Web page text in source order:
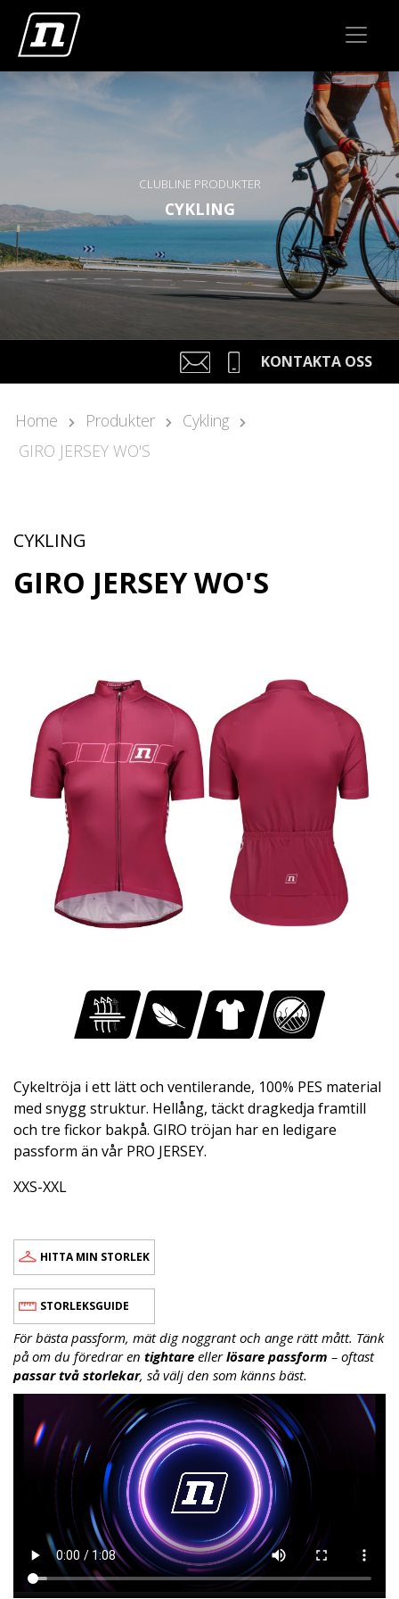
CLUBLINE PRODUKTER
CYKLING
KONTAKTA OSS
Pär Olofsson
Country Manager Sweden
par@nonamesport.com
Säljare
Phone:+46 703263884
Home Produkter
Cykling
GIRO JERSEY WO'S
CYKLING
GIRO JERSEY WO'S
Cykeltröja i ett lätt och ventilerande, 100% PES material
med snygg struktur. Hellång, täckt dragkedja framtill
och tre fickor bakpå. GIRO tröjan har en ledigare
passform än vår PRO JERSEY.
XXS-XXL
HITTA MIN STORLEK
STORLEKSGUIDE
För bästa passform, mät dig noggrant och ange rätt mått. Tänk
på om du föredrar en tightare ellerlösare passform – oftast
passar två storlekar, så välj den som känns bäst.